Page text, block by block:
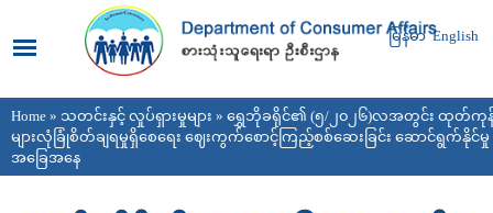
main
content
မြန်မာ English
You are here
Home » သတင်းနှင့် လှုပ်ရှားမှုများ » ရွှေဘိုခရိုင်၏ (၅/၂၀၂၆)လအတွင်း ထုတ်ကု
များလုံခြုံစိတ်ချရမှုရှိစေရေး ဈေးကွက်စောင့်ကြည့်စစ်ဆေးခြင်း ဆောင်ရွက်နိုင်မှု
အခြေအနေ